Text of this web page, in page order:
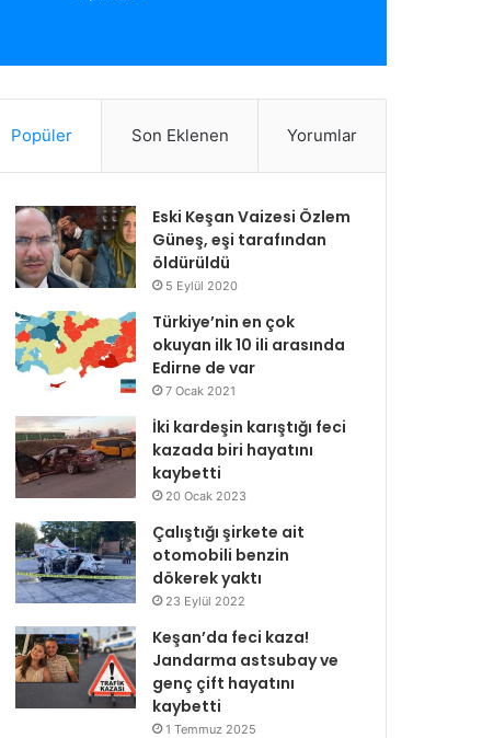
Popüler Son Eklenen Yorumlar
Eski Keşan Vaizesi Özlem
Güneş, eşi tarafından
öldürüldü
5 Eylül 2020
Türkiye’nin en çok
okuyan ilk 10 ili arasında
Edirne de var
7 Ocak 2021
İki kardeşin karıştığı feci
kazada biri hayatını
kaybetti
20 Ocak 2023
Çalıştığı şirkete ait
otomobili benzin
dökerek yaktı
23 Eylül 2022
Keşan’da feci kaza!
Jandarma astsubay ve
genç çift hayatını
kaybetti
1 Temmuz 2025